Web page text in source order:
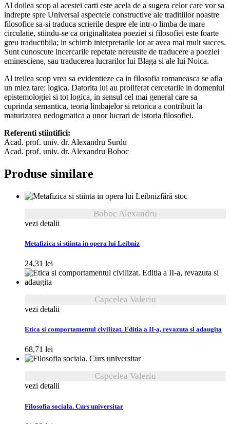
Al doilea scop al acestei carti este acela de a sugera celor care vor sa
indrepte spre Universal aspectele constructive ale traditiilor noastre
filosofice sa-si traduca scrierile despre ele intr-o limba de mare
circulatie, stiindu-se ca originalitatea poeziei si filosofiei este foarte
greu traductibila; in schimb interpretarile lor ar avea mai mult succes.
Sunt cunoscute incercarile repetate nereusite de traducere a poeziei
eminesciene, sau traducerea lucrarilor lui Blaga si ale lui Noica.
Al treilea scop vrea sa evidentieze ca in filosofia romaneasca se afla
un miez tare: logica. Datorita lui au proliferat cercetarile in domeniul
epistemologiei si tot logica, in sensul cel mai general care sa
cuprinda semantica, teoria limbajelor si retorica a contribuit la
maturizarea nedogmatica a unor lucrari de istoria filosofiei.
Referenti stiintifici:
Acad. prof. univ. dr. Alexandru Surdu
Acad. prof. univ. dr. Alexandru Boboc
Produse similare
fără stoc
Boboc Alexandru
vezi detalii
Metafizica si stiinta in opera lui Leibniz
24,31 lei
Capcelea Valeriu
vezi detalii
Etica si comportamentul civilizat. Editia a II-a, revazuta si adaugita
68,71 lei
Capcelea Valeriu
vezi detalii
Filosofia sociala. Curs universitar